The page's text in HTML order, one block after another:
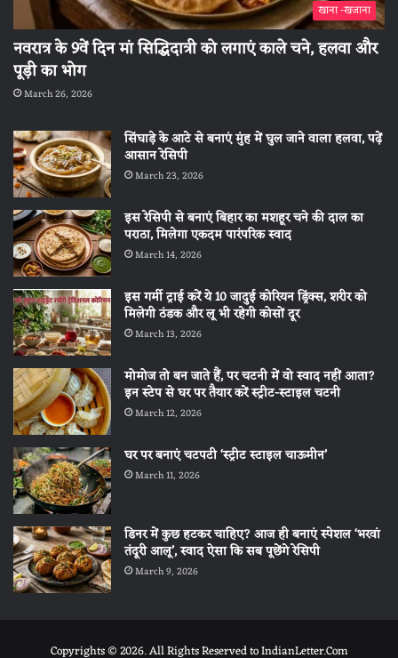
खाना -खजाना
नवरात्र के 9वें दिन मां सिद्धिदात्री को लगाएं काले चने, हलवा और
पूड़ी का भोग
March 26, 2026
सिंघाड़े के आटे से बनाएं मुंह में घुल जाने वाला हलवा, पढ़ें
आसान रेसिपी
March 23, 2026
इस रेसिपी से बनाएं बिहार का मशहूर चने की दाल का
पराठा, मिलेगा एकदम पारंपरिक स्वाद
March 14, 2026
इस गर्मी ट्राई करें ये 10 जादुई कोरियन ड्रिंक्स, शरीर को
मिलेगी ठंडक और लू भी रहेगी कोसों दूर
March 13, 2026
मोमोज तो बन जाते हैं, पर चटनी में वो स्वाद नहीं आता?
इन स्टेप से घर पर तैयार करें स्ट्रीट-स्टाइल चटनी
March 12, 2026
घर पर बनाएं चटपटी ‘स्ट्रीट स्टाइल चाऊमीन’
March 11, 2026
डिनर में कुछ हटकर चाहिए? आज ही बनाएं स्पेशल ‘भरवां
तंदूरी आलू’, स्वाद ऐसा कि सब पूछेंगे रेसिपी
March 9, 2026
Copyrights © 2026. All Rights Reserved to IndianLetter.Com